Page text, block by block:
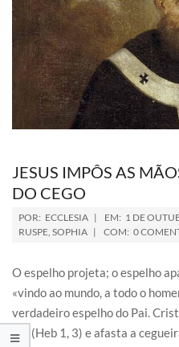
JESUS IMPÔS AS
DO CEGO
POR: ECCLESIA EM: 1 DE
RUSPE, SOPHIA COM: 0
O espelho projeta; o espelho
«vindo ao mundo, a todo o
verdadeiro espelho do Pai.
Pai (Heb 1, 3) e afasta a